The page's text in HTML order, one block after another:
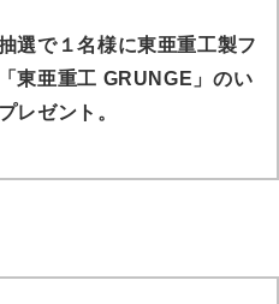
選で１名様に東亜重工製フ
東亜重工 GRUNGE」のい
レゼント。